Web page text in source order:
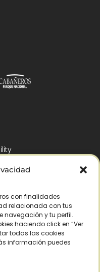
con finalidades
relacionada con tus
navegación y tu perfil.
haciendo click en “Ver
todas las cookies
información puedes